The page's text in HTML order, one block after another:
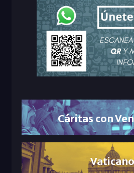
Cáritas con
Vaticano